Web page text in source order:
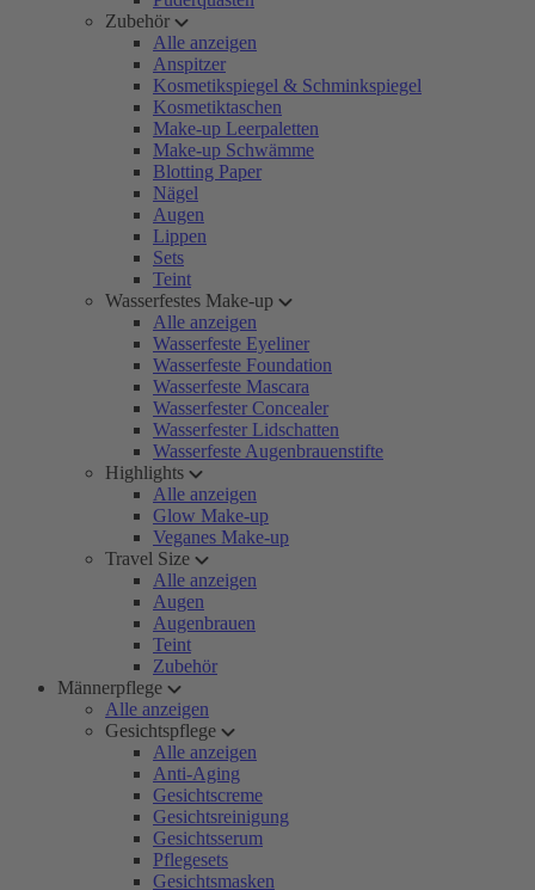
Zubehör
Alle anzeigen
Anspitzer
Kosmetikspiegel & Schminkspiegel
Kosmetiktaschen
Make-up Leerpaletten
Make-up Schwämme
Blotting Paper
Nägel
Augen
Lippen
Sets
Teint
Wasserfestes Make-up
Alle anzeigen
Wasserfeste Eyeliner
Wasserfeste Foundation
Wasserfeste Mascara
Wasserfester Concealer
Wasserfester Lidschatten
Wasserfeste Augenbrauenstifte
Highlights
Alle anzeigen
Glow Make-up
Veganes Make-up
Travel Size
Alle anzeigen
Augen
Augenbrauen
Teint
Zubehör
Männerpflege
Alle anzeigen
Gesichtspflege
Alle anzeigen
Anti-Aging
Gesichtscreme
Gesichtsreinigung
Gesichtsserum
Pflegesets
Gesichtsmasken